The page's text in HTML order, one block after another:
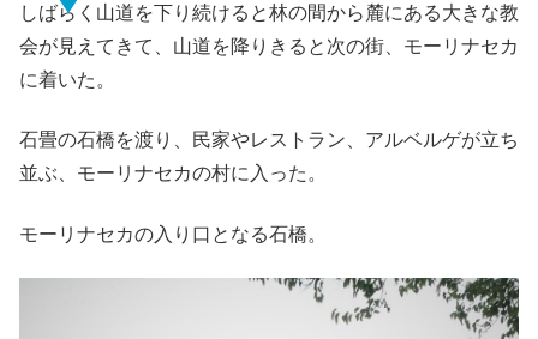
しばらく山道を下り続けると林の間から麓にある大きな教
会が見えてきて、山道を降りきると次の街、モーリナセカ
に着いた。
石畳の石橋を渡り、民家やレストラン、アルベルゲが立ち
並ぶ、モーリナセカの村に入った。
モーリナセカの入り口となる石橋。